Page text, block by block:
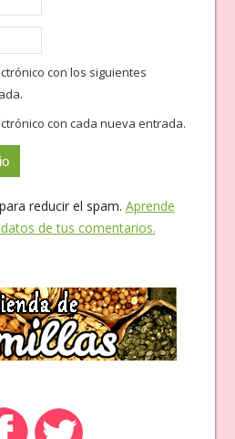
con los siguientes
con cada nueva entrada.
reducir el spam. Aprende
de tus comentarios.